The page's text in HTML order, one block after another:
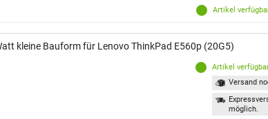
Artikel
kleine Bauform für Lenovo ThinkPad E560p (20G5)
Artikel
Versand
möglich.